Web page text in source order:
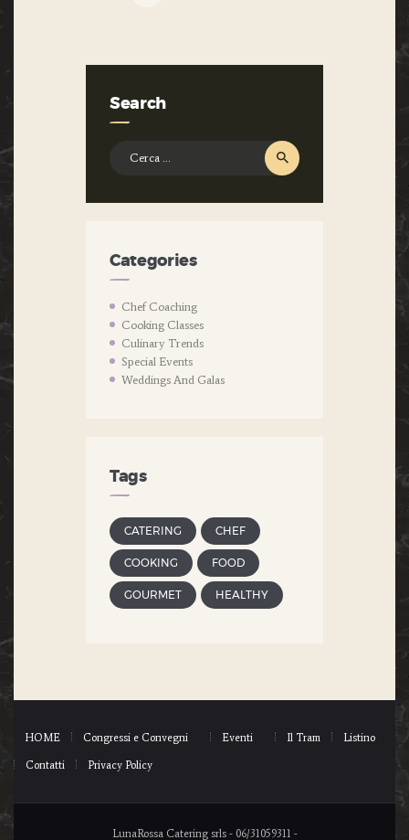
Search
Categories
Chef Coaching
Cooking Classes
Culinary Trends
Special Events
Weddings And Galas
Tags
CATERING CHEF
COOKING FOOD
GOURMET HEALTHY
HOME Congressi e Convegni Eventi Il Tram Listino
Contatti Privacy Policy
LunaRossa Catering srls - 06/31059311 -